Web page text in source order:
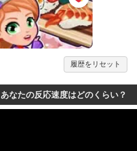
履歴をリセット
あなたの反応速度はどのくらい？